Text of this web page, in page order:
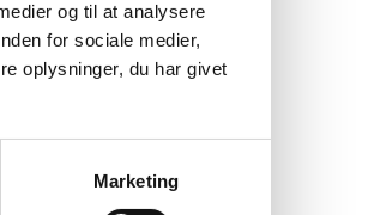
og til at analysere
for sociale medier,
oplysninger, du har givet
Marketing